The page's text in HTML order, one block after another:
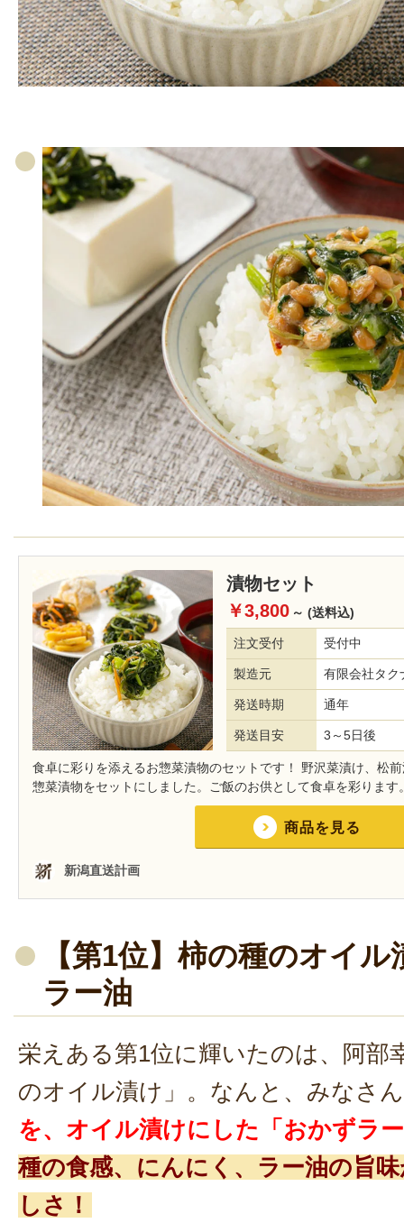
【第1位】柿の種のオイ
ラー油
栄えある第1位に輝いたのは、阿部
のオイル漬け」。なんと、みなさ
を、オイル漬けにした「おかずラ
種の食感、にんにく、ラー油の旨
しさ！